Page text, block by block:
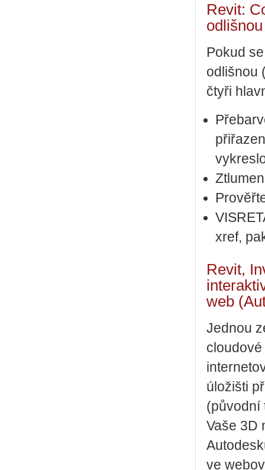
Revit:
Pokud
odlišnou
čtyři
xref,
Revit,
web
Jednou
úložišti
(původní
Vaše 3D
ve